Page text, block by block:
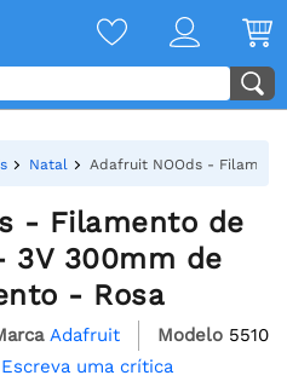
Natal Adafruit NOOds -
- Filamento de
3V 300mm de
- Rosa
Adafruit Modelo 5510
Escreva uma crítica